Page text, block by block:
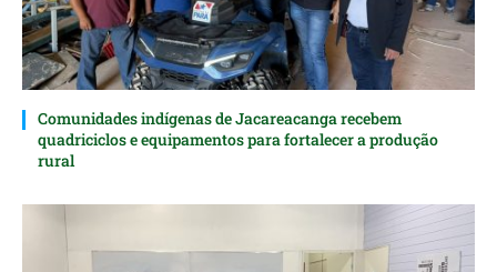
Comunidades indígenas de Jacareacanga recebem
quadriciclos e equipamentos para fortalecer a produção
rural